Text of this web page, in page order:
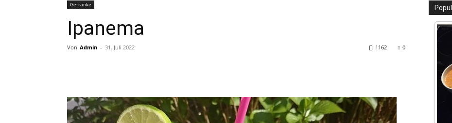
Getränke
Ipanema
Von Admin - 31. Juli 2022 0
1162